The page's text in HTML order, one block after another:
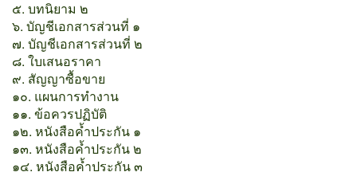
๕. บทนิยาม ๒
๖. บัญชีเอกสารส่วนที่ ๑
๗. บัญชีเอกสารส่วนที่ ๒
๘. ใบเสนอราคา
๙. สัญญาซื้อขาย
๑๐. แผนการทำงาน
๑๑. ข้อควรปฏิบัติ
๑๒. หนังสือค้ำประกัน ๑
๑๓. หนังสือค้ำประกัน ๒
๑๔. หนังสือค้ำประกัน ๓